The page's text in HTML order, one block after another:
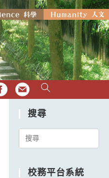
EMAIL
搜尋
Search
校務平台系統